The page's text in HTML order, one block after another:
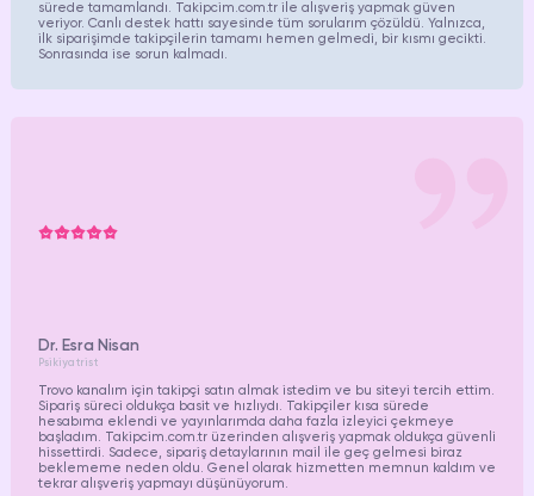
sürede tamamlandı. Takipcim.com.tr ile alışveriş yapmak güven
veriyor. Canlı destek hattı sayesinde tüm sorularım çözüldü. Yalnızca,
ilk siparişimde takipçilerin tamamı hemen gelmedi, bir kısmı gecikti.
Sonrasında ise sorun kalmadı.
Dr. Esra Nisan
Psikiyatrist
Trovo kanalım için takipçi satın almak istedim ve bu siteyi tercih ettim.
Sipariş süreci oldukça basit ve hızlıydı. Takipçiler kısa sürede
hesabıma eklendi ve yayınlarımda daha fazla izleyici çekmeye
başladım. Takipcim.com.tr üzerinden alışveriş yapmak oldukça güvenli
hissettirdi. Sadece, sipariş detaylarının mail ile geç gelmesi biraz
beklememe neden oldu. Genel olarak hizmetten memnun kaldım ve
tekrar alışveriş yapmayı düşünüyorum.